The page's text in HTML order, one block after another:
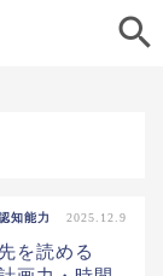

知能力 2025.12.9
を読める